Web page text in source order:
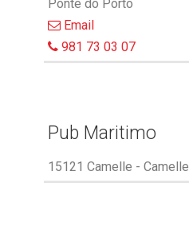
Ponte do Porto
Email
981 73 03 07
Pub Maritimo
15121 Camelle - Camelle